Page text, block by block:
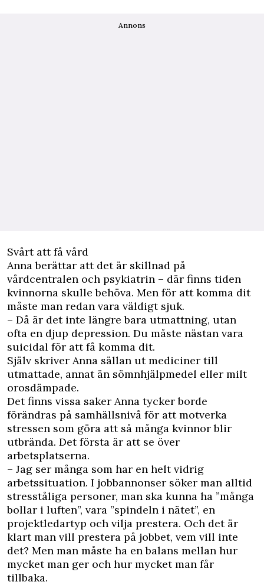
Annons
Svårt att få vård
Anna berättar att det är skillnad på
vårdcentralen och psykiatrin – där finns tiden
kvinnorna skulle behöva. Men för att komma dit
måste man redan vara väldigt sjuk.
– Då är det inte längre bara utmattning, utan
ofta en djup depression. Du måste nästan vara
suicidal för att få komma dit.
Själv skriver Anna sällan ut mediciner till
utmattade, annat än sömnhjälpmedel eller milt
orosdämpade.
Det finns vissa saker Anna tycker borde
förändras på samhällsnivå för att motverka
stressen som göra att så många kvinnor blir
utbrända. Det första är att se över
arbetsplatserna.
– Jag ser många som har en helt vidrig
arbetssituation. I jobbannonser söker man alltid
stresståliga personer, man ska kunna ha ”många
bollar i luften”, vara ”spindeln i nätet”, en
projektledartyp och vilja prestera. Och det är
klart man vill prestera på jobbet, vem vill inte
det? Men man måste ha en balans mellan hur
mycket man ger och hur mycket man får
tillbaka.